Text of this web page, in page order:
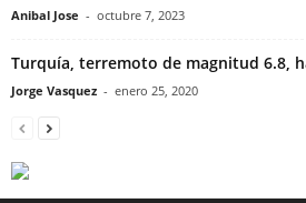
Anibal Jose - octubre 7, 2023
Turquía, terremoto de magnitud 6.8,
Jorge Vasquez - enero 25, 2020